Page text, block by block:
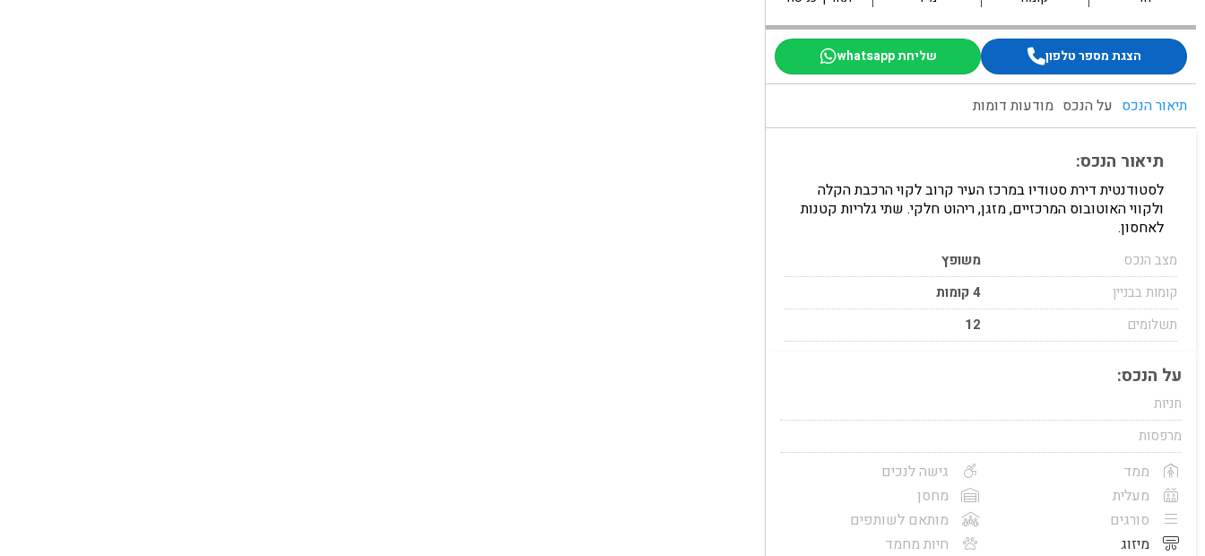
הצגת מספר טלפון שליחת whatsapp
תיאור הנכס על הנכס מודעות דומות
תיאור הנכס:
לסטודנטית דירת סטודיו במרכז העיר קרוב לקוי הרכבת הקלה
ולקווי האוטובוס המרכזיים, מזגן, ריהוט חלקי. שתי גלריות קטנות
לאחסון.
מצב הנכס
משופץ
קומות בבניין
4 קומות
תשלומים
12
על הנכס:
חניות
מרפסות
ממד
מעלית
סורגים
מיזוג
גישה לנכים
מחסן
מותאם לשותפים
חיות מחמד